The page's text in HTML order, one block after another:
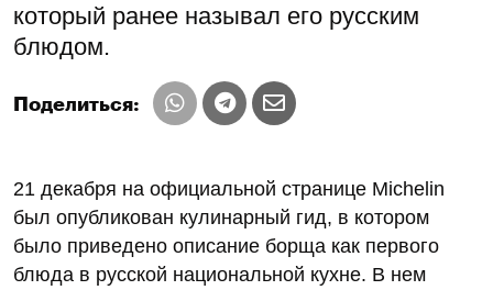
который ранее называл его русским
блюдом.
Поделиться:
21 декабря на официальной странице Michelin
был опубликован кулинарный гид, в котором
было приведено описание борща как первого
блюда в русской национальной кухне. В нем